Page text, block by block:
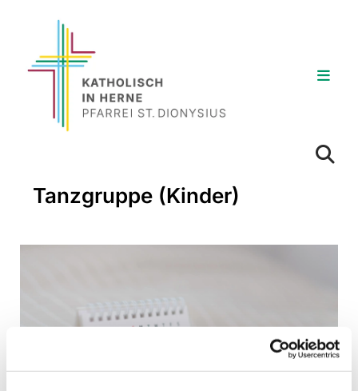
Tanzgruppe (Kinder)